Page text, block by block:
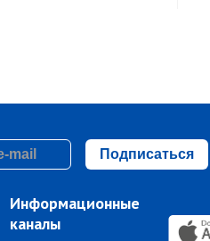
Подписаться
Информационные
каналы